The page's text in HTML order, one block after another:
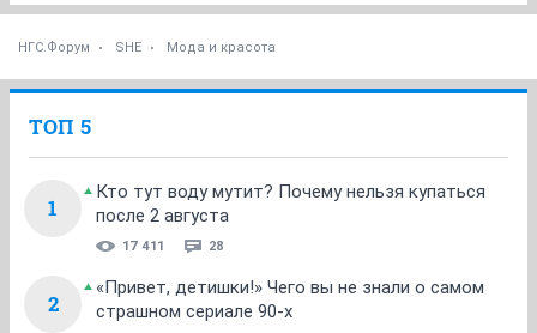
НГС.Форум SHE Мода и красота
ТОП 5
1
Кто тут воду мутит? Почему нельзя купаться
после 2 августа
17 411 28
2
«Привет, детишки!» Чего вы не знали о самом
страшном сериале 90-х